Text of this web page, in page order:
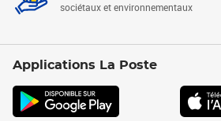
sociétaux et environnementaux
Applications La Poste